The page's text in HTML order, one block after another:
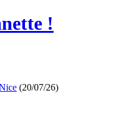
!
(20/07/26)